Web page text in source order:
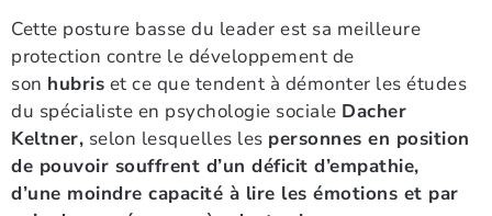
Cette posture basse du leader est sa meilleure
protection contre le développement de
son hubris et ce que tendent à démonter les études
du spécialiste en psychologie sociale Dacher
Keltner, selon lesquelles les personnes en position
de pouvoir souffrent d’un déficit d’empathie,
d’une moindre capacité à lire les émotions et par